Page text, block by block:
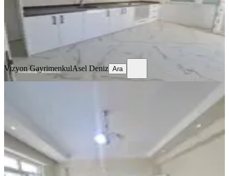
25.000 ₺
Vizyon Gayrimenkul Asel Deniz
Ara
Vizyon GayrimenkulAsel Deniz Ara
Dairemiz Kiralıktır
Manavgat, Sarılar Mahallesi
115 m²· 28.06.2026
27.000 ₺